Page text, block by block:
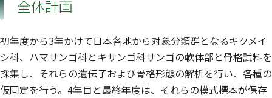
全体計画
初年度から3年かけて日本各地から対象分類群となるキクメイ
シ科、ハマサンゴ科とキサンゴ科サンゴの軟体部と骨格試料を
採集し、それらの遺伝子および骨格形態の解析を行い、各種の
仮同定を行う。4年目と最終年度は、それらの模式標本が保存